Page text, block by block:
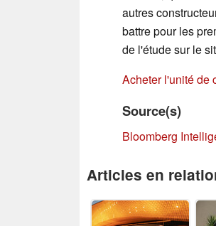
autres
battre pour les
de l'étude sur le
Acheter l'unité de
Source(s)
Bloomberg
Articles en